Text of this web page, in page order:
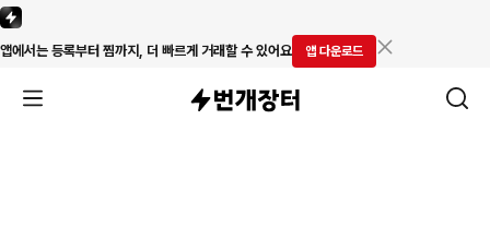
앱에서는 등록부터 찜까지, 더 빠르게 거래할 수 있어요 앱 다운로드